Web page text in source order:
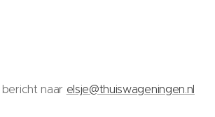
naar elsje@thuiswageningen.nl